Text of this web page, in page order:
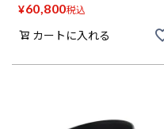
¥60,800税込
カートに入れる